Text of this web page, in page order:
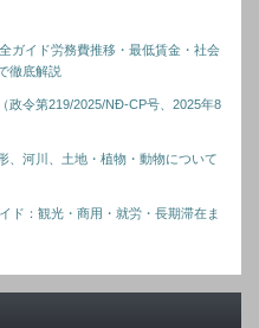
ガイド労務費推移・最低賃金・社会
徹底解説
政令第219/2025/NĐ-CP号、2025年8
、河川、土地・植物・動物について
ド：観光・商用・就労・長期滞在ま